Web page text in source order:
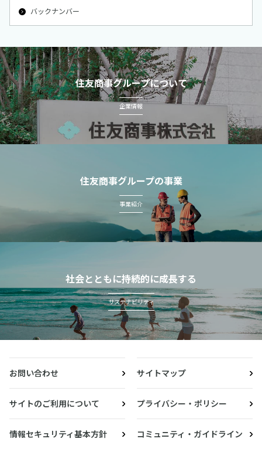
バックナンバー
住友商事グループについて
企業情報
住友商事グループの事業
事業紹介
社会とともに持続的に成長する
サステナビリティ
お問い合わせ サイトマップ
サイトのご利用について プライバシー・ポリシー
情報セキュリティ基本方針 コミュニティ・ガイドライン